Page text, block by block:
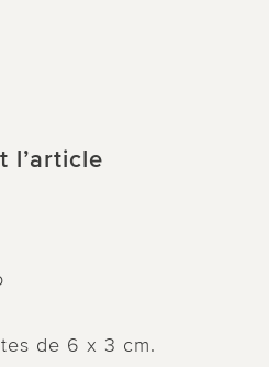
l’article
de 6 x 3 cm.